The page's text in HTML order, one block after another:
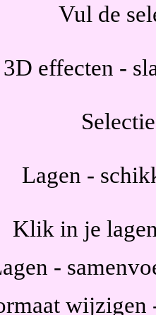
Vul de
effecten -
Lagen -
Klik in je
-
wijzigen